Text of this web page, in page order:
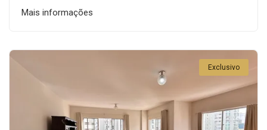
Mais informações
Exclusivo